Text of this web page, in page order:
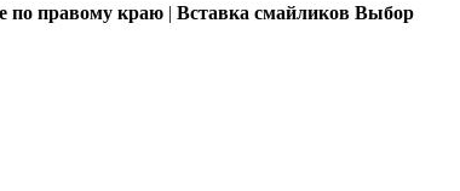
по правому краю | Вставка смайликов Выбор